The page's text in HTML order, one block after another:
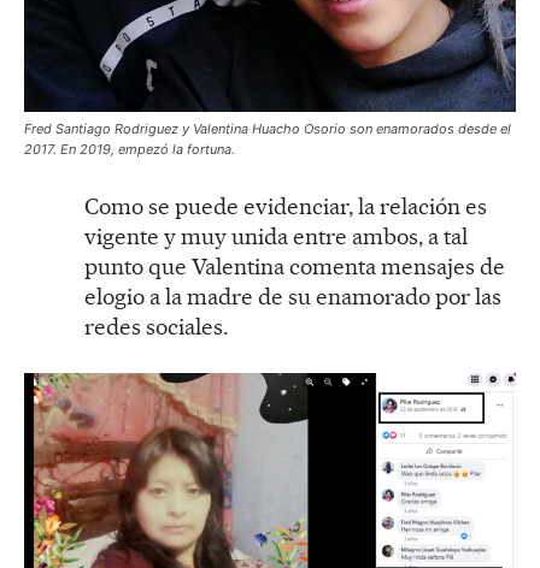
Fred Santiago Rodriguez y Valentina Huacho Osorio son enamorados desde el
2017. En 2019, empezó la fortuna.
Como se puede evidenciar, la relación es
vigente y muy unida entre ambos, a tal
punto que Valentina comenta mensajes de
elogio a la madre de su enamorado por las
redes sociales.